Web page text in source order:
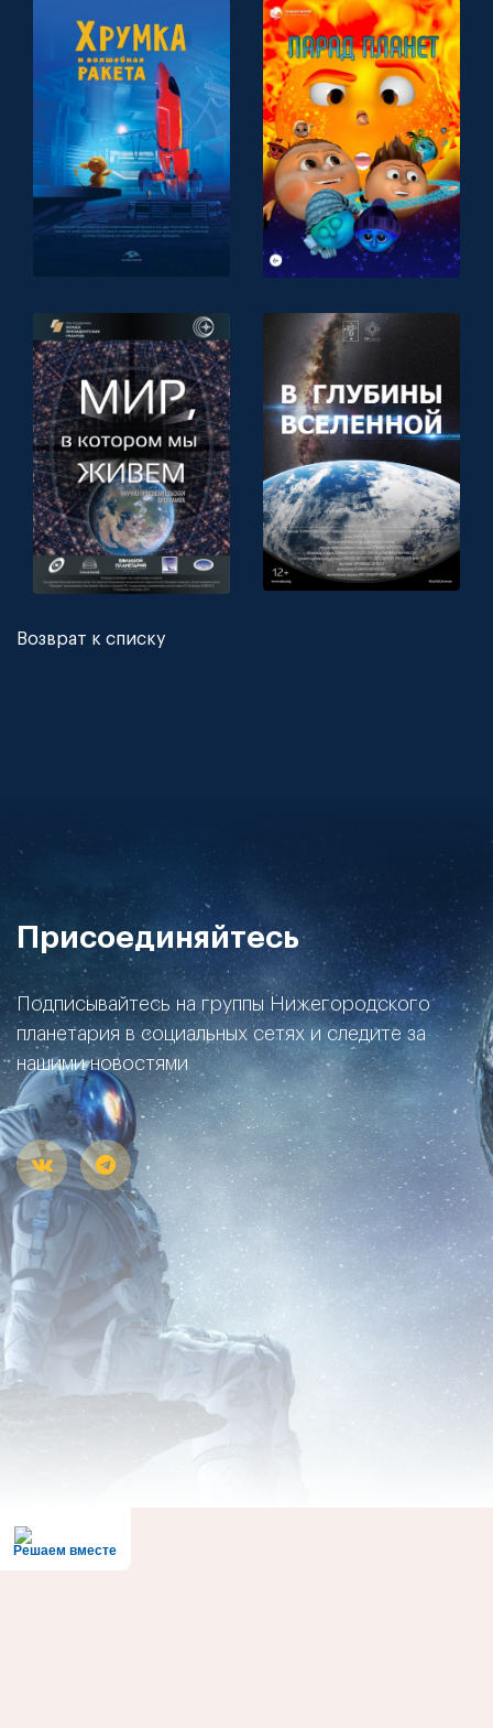
Возврат к списку
Присоединяйтесь
Подписывайтесь на группы Нижегородского
планетария в социальных сетях и следите за
нашими новостями
Решаем вместе